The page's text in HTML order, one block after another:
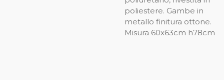
poliestere. Gambe in
metallo finitura ottone.
Misura 60x63cm h78cm